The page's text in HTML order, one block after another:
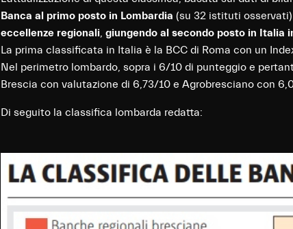
Banca al primo posto in Lombardia (su 32 istituti
eccellenze regionali, giungendo al secondo posto in Italia
La prima classificata in Italia è la BCC di Roma con un
Nel perimetro lombardo, sopra i 6/10 di punteggio e
Brescia con valutazione di 6,73/10 e Agrobresciano con
Di seguito la classifica lombarda redatta: